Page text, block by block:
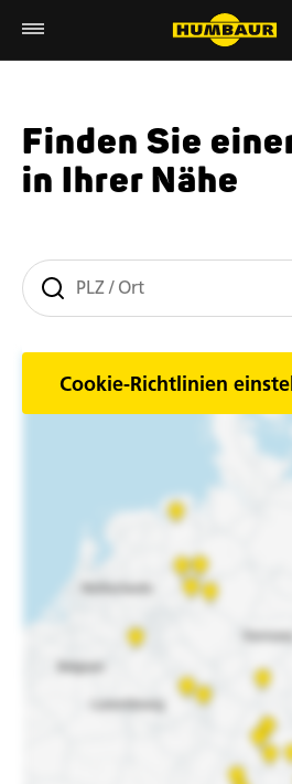
Finden Sie
in Ihrer Nähe
Cookie-Richtlinien